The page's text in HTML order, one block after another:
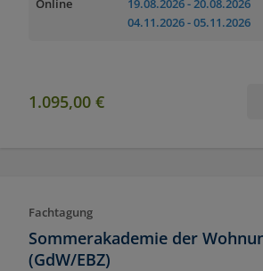
Online
19.08.2026- 20.08.2026
04.11.2026- 05.11.2026
1.095,00 €
Fachtagung
Sommerakademie der
(GdW/EBZ)